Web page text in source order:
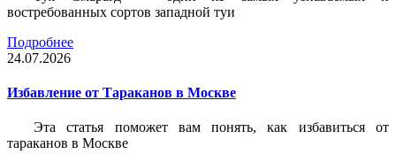
востребованных сортов западной туи
Подробнее
24.07.2026
Избавление от Тараканов в Москве
Эта статья поможет вам понять, как избавиться от
тараканов в Москве